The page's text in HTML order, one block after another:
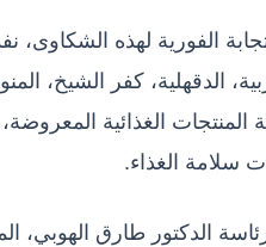
الدقهلية، كفر الشيخ،
المنتجات الغذائية
سلامة الغذاء.
الدكتور طارق